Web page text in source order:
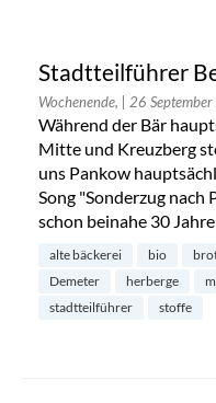
Stadtteilführer
Wochenende, | 26
Während der Bär
Mitte und Kreuzberg
uns Pankow
Song "Sonderzug
schon beinahe 30
alte bäckerei bio
Demeter
herberge
stadtteilführer
stoffe